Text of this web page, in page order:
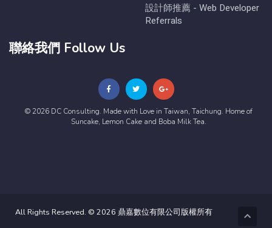
設計師推薦 - Web Developer
Referrals
聯絡我們 Follow Us
© 2026 DC Consulting. Made with Love in Taiwan, Taichung. Home of
Suncake, Lemon Cake and Boba Milk Tea.
All Rights Reserved. © 2026 鼎嘉數位有限公司版權所有